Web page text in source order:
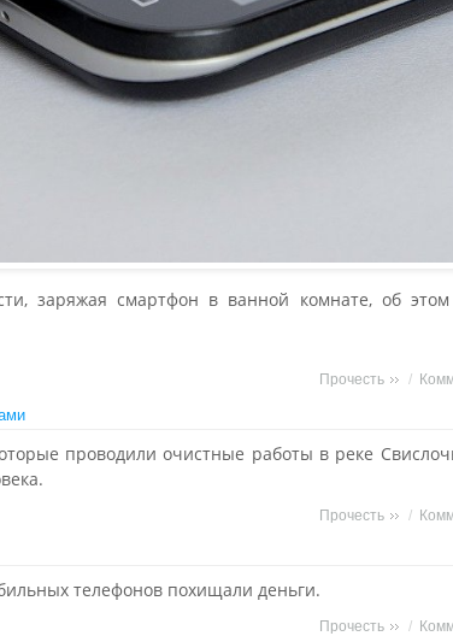
заряжая смартфон в ванной комнате, об этом
Прочесть /
проводили очистные работы в реке
Прочесть /
телефонов похищали деньги.
Прочесть /